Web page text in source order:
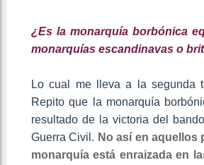
¿Es la monarquía borbónica
monarquías escandinavas o
Lo cual me lleva a la segunda
Repito que la monarquía
resultado de la victoria del
Guerra Civil. No así en aquellos
monarquía está enraizada en